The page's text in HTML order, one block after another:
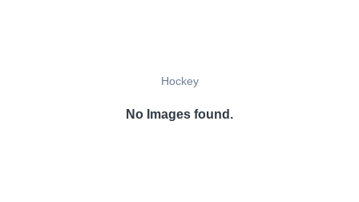
Hockey
No Images found.